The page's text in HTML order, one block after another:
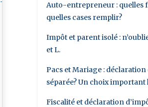
Auto-entrepreneur : quelles
quelles cases remplir?
Impôt et parent isolé :
et L.
Pacs et Mariage :
séparée? Un choix important
Fiscalité et déclaration